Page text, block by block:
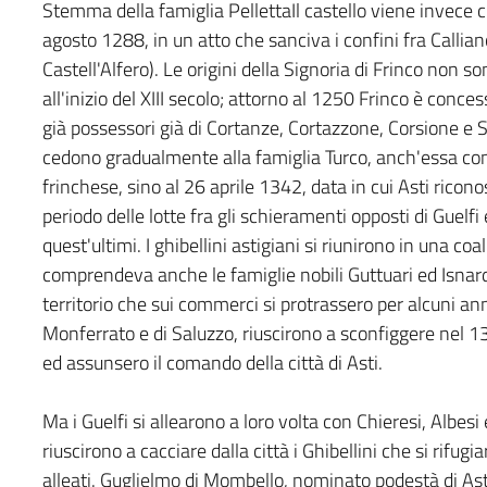
Stemma della famiglia PellettaIl castello viene invece
agosto 1288, in un atto che sanciva i confini fra
Castell'Alfero). Le origini della Signoria di Frinco non
all'inizio del XIII secolo; attorno al 1250 Frinco è
già possessori già di Cortanze, Cortazzone, Corsione
cedono gradualmente alla famiglia Turco, anch'essa
frinchese, sino al 26 aprile 1342, data in cui Asti
periodo delle lotte fra gli schieramenti opposti di Guelfi
quest'ultimi. I ghibellini astigiani si riunirono in una
comprendeva anche le famiglie nobili Guttuari ed
territorio che sui commerci si protrassero per alcuni
Monferrato e di Saluzzo, riuscirono a sconfiggere nel
ed assunsero il comando della città di Asti.
Ma i Guelfi si allearono a loro volta con Chieresi,
riuscirono a cacciare dalla città i Ghibellini che si
alleati. Guglielmo di Mombello, nominato podestà di